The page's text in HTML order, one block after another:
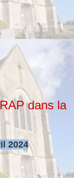
dans la
2024